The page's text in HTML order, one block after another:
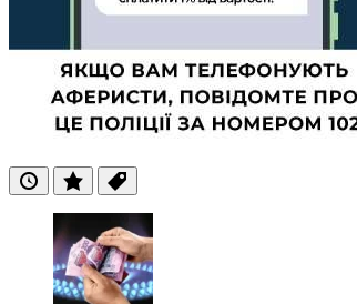
ОстанніПопулярні
Теги